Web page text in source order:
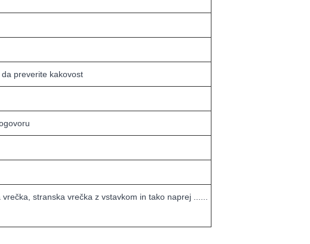
preverite kakovost
stranska vrečka z vstavkom in tako naprej ......